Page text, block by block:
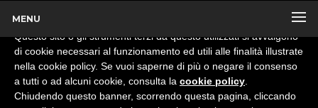
MENU x
Informativa
Questo sito o gli strumenti terzi da questo utilizzati si avvalgono
di cookie necessari al funzionamento ed utili alle finalità illustrate
nella cookie policy. Se vuoi saperne di più o negare il consenso
a tutti o ad alcuni cookie, consulta la cookie policy
Chiudendo questo banner, scorrendo questa pagina, cliccando